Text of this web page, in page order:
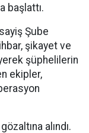
başlattı.
Şube
şikayet ve
şüphelilerin
ekipler,
alındı.